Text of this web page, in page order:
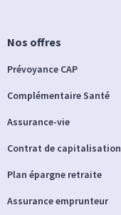
Nos offres
Prévoyance CAP
Complémentaire Santé
Assurance-vie
Contrat de capitalisation
Plan épargne retraite
Assurance emprunteur